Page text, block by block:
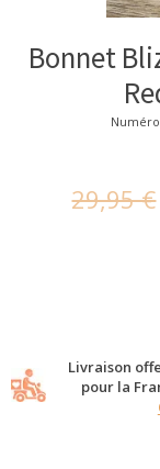
Bonnet
29,95 €
Livraison
pour la